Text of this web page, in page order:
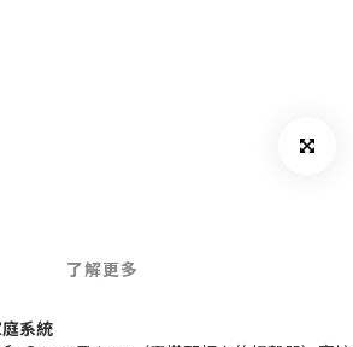
了解更多
系統